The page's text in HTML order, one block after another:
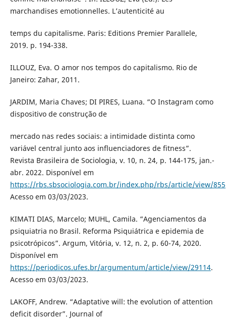
marchandises emotionnelles. L’autenticité au
temps du capitalisme. Paris: Editions Premier Parallele,
2019. p. 194-338.
ILLOUZ, Eva. O amor nos tempos do capitalismo. Rio de
Janeiro: Zahar, 2011.
JARDIM, Maria Chaves; DI PIRES, Luana. “O Instagram como
dispositivo de construção de
mercado nas redes sociais: a intimidade distinta como
variável central junto aos influenciadores de fitness”.
Revista Brasileira de Sociologia, v. 10, n. 24, p. 144-175, jan.-
abr. 2022. Disponível em
https://rbs.sbsociologia.com.br/index.php/rbs/article/view/855
Acesso em 03/03/2023.
KIMATI DIAS, Marcelo; MUHL, Camila. “Agenciamentos da
psiquiatria no Brasil. Reforma Psiquiátrica e epidemia de
psicotrópicos”. Argum, Vitória, v. 12, n. 2, p. 60-74, 2020.
Disponível em
https://periodicos.ufes.br/argumentum/article/view/29114.
Acesso em 03/03/2023.
LAKOFF, Andrew. “Adaptative will: the evolution of attention
deficit disorder”. Journal of